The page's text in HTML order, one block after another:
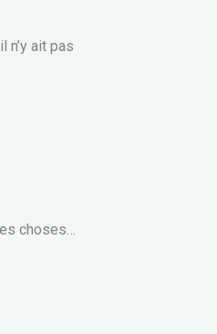
n’y ait pas
choses…